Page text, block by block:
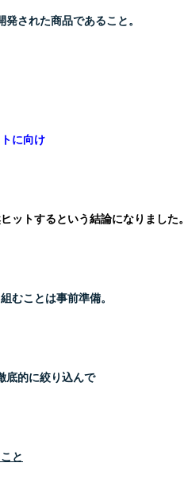
された商品であること。
に向け
ットするという結論になりました。
むことは事前準備。
底的に絞り込んで
と